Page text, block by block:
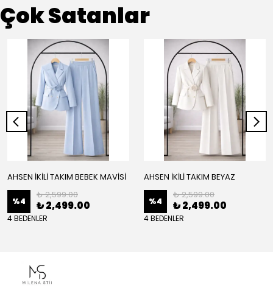
Çok Satanlar
AHSEN İKİLİ TAKIM BEBEK MAVİSİ
%4
₺ 2,599.00
₺ 2,499.00
4 BEDENLER
AHSEN İKİLİ TAKIM BEYAZ
%4
₺ 2,599.00
₺ 2,499.00
4 BEDENLER